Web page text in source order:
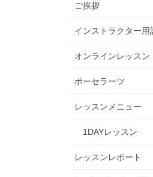
ご挨拶
インストラクター用
オンラインレッスン
ポーセラーツ
レッスンメニュー
1DAYレッスン
レッスンレポート